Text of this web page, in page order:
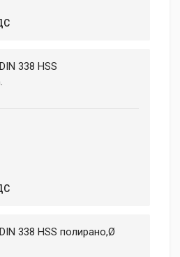
338 HSS
338 HSS полирано,Ø